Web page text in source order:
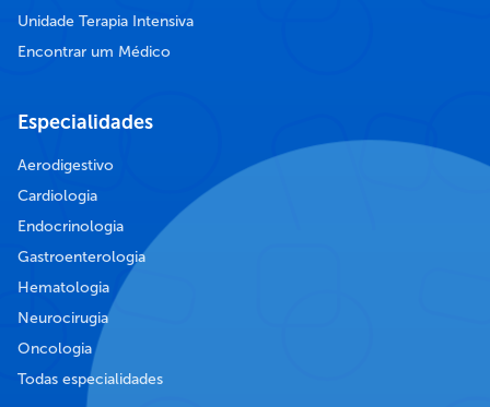
Unidade Terapia Intensiva
Encontrar um Médico
Especialidades
Aerodigestivo
Cardiologia
Endocrinologia
Gastroenterologia
Hematologia
Neurocirugia
Oncologia
Todas especialidades